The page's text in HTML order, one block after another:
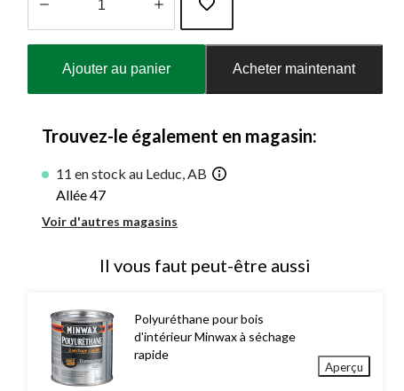
Ajouter au panier Acheter maintenant
Trouvez-le également en magasin:
11 en stock au Leduc, AB
Allée 47
Voir d'autres magasins
Il vous faut peut-être aussi
Polyuréthane pour bois
d'intérieur Minwax à séchage
rapide
Aperçu